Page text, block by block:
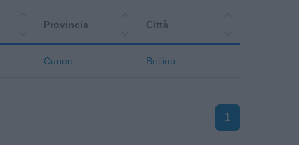
Provincia Città
Cuneo Bellino
1